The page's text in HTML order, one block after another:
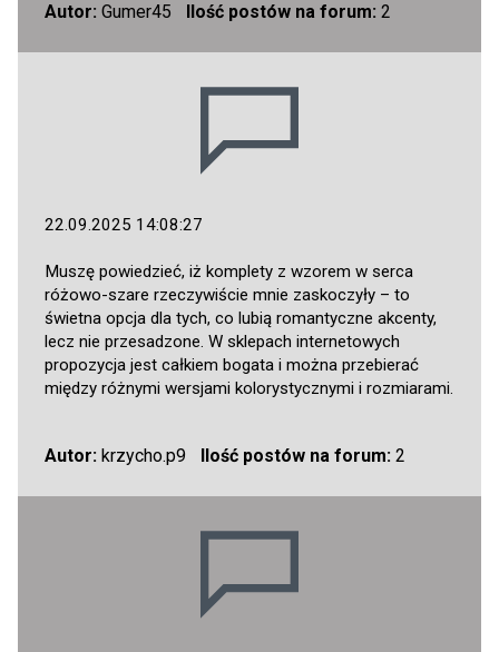
Autor: Gumer45 Ilość postów na forum: 2
22.09.2025 14:08:27
Muszę powiedzieć, iż komplety z wzorem w serca
różowo-szare rzeczywiście mnie zaskoczyły – to
świetna opcja dla tych, co lubią romantyczne akcenty,
lecz nie przesadzone. W sklepach internetowych
propozycja jest całkiem bogata i można przebierać
między różnymi wersjami kolorystycznymi i rozmiarami.
Autor: krzycho.p9 Ilość postów na forum:2